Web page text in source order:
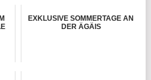
EXKLUSIVE SOMMERTAGE AN
DER ÄGÄIS